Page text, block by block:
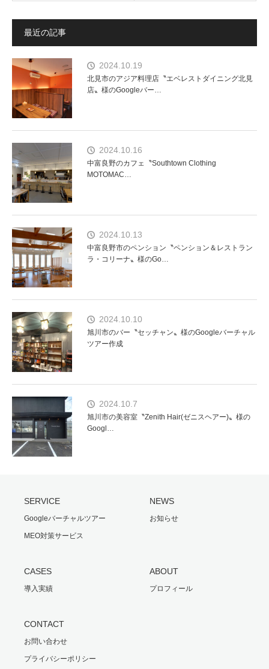
最近の記事
2024.10.19
北見市のアジア料理店〝エベレストダイニング北見
店〟様のGoogleバー…
2024.10.16
中富良野のカフェ〝Southtown Clothing
MOTOMAC…
2024.10.13
中富良野市のペンション〝ペンション＆レストラン
ラ・コリーナ〟様のGo…
2024.10.10
旭川市のバー〝セッチャン〟様のGoogleバーチャル
ツアー作成
2024.10.7
旭川市の美容室〝Zenith Hair(ゼニスヘアー)〟様の
Googl…
SERVICE
Googleバーチャルツアー
MEO対策サービス
NEWS
お知らせ
CASES
導入実績
ABOUT
プロフィール
CONTACT
お問い合わせ
プライバシーポリシー